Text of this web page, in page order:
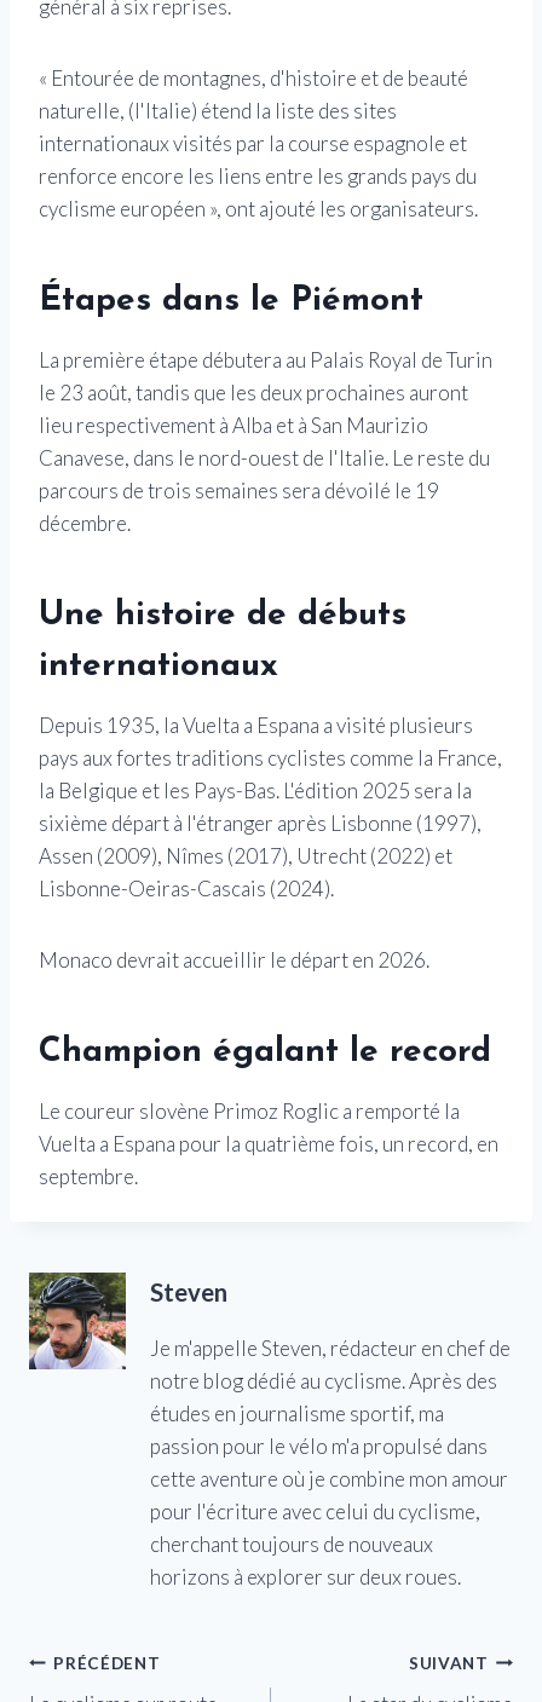
général à six reprises.
« Entourée de montagnes, d'histoire et de beauté
naturelle, (l'Italie) étend la liste des sites
internationaux visités par la course espagnole et
renforce encore les liens entre les grands pays du
cyclisme européen », ont ajouté les organisateurs.
Étapes dans le Piémont
La première étape débutera au Palais Royal de Turin
le 23 août, tandis que les deux prochaines auront
lieu respectivement à Alba et à San Maurizio
Canavese, dans le nord-ouest de l'Italie. Le reste du
parcours de trois semaines sera dévoilé le 19
décembre.
Une histoire de débuts
internationaux
Depuis 1935, la Vuelta a Espana a visité plusieurs
pays aux fortes traditions cyclistes comme la France,
la Belgique et les Pays-Bas. L'édition 2025 sera la
sixième départ à l'étranger après Lisbonne (1997),
Assen (2009), Nîmes (2017), Utrecht (2022) et
Lisbonne-Oeiras-Cascais (2024).
Monaco devrait accueillir le départ en 2026.
Champion égalant le record
Le coureur slovène Primoz Roglic a remporté la
Vuelta a Espana pour la quatrième fois, un record, en
septembre.
Steven
Je m'appelle Steven, rédacteur en chef de
notre blog dédié au cyclisme. Après des
études en journalisme sportif, ma
passion pour le vélo m'a propulsé dans
cette aventure où je combine mon amour
pour l'écriture avec celui du cyclisme,
cherchant toujours de nouveaux
horizons à explorer sur deux roues.
Navigation
PRÉCÉDENT SUIVANT